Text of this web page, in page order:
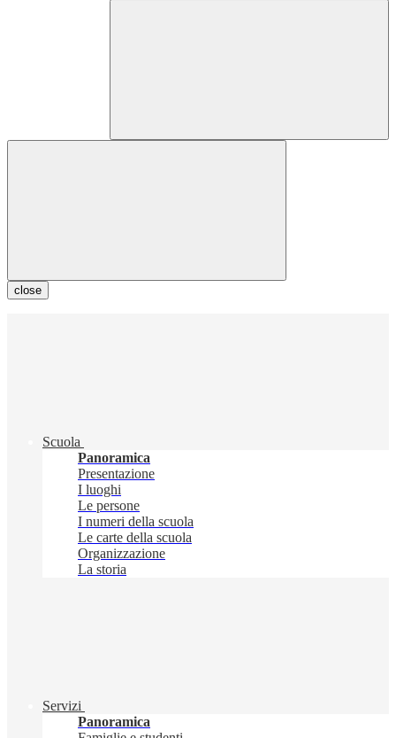
close
Scuola
Panoramica
Presentazione
I luoghi
Le persone
I numeri della scuola
Le carte della scuola
Organizzazione
La storia
Servizi
Panoramica